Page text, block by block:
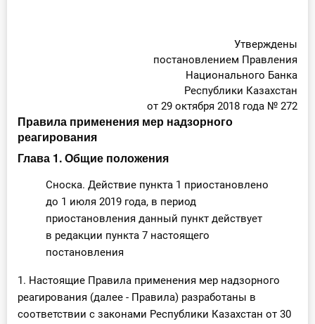
Утверждены
постановлением Правления
Национального Банка
Республики Казахстан
от 29 октября 2018 года № 272
Правила применения мер надзорного
реагирования
Глава 1. Общие положения
Сноска. Действие пункта 1 приостановлено
до 1 июля 2019 года, в период
приостановления данный пункт действует
в редакции пункта 7 настоящего
постановления
1. Настоящие Правила применения мер надзорного
реагирования (далее - Правила) разработаны в
соответствии с законами Республики Казахстан от 30